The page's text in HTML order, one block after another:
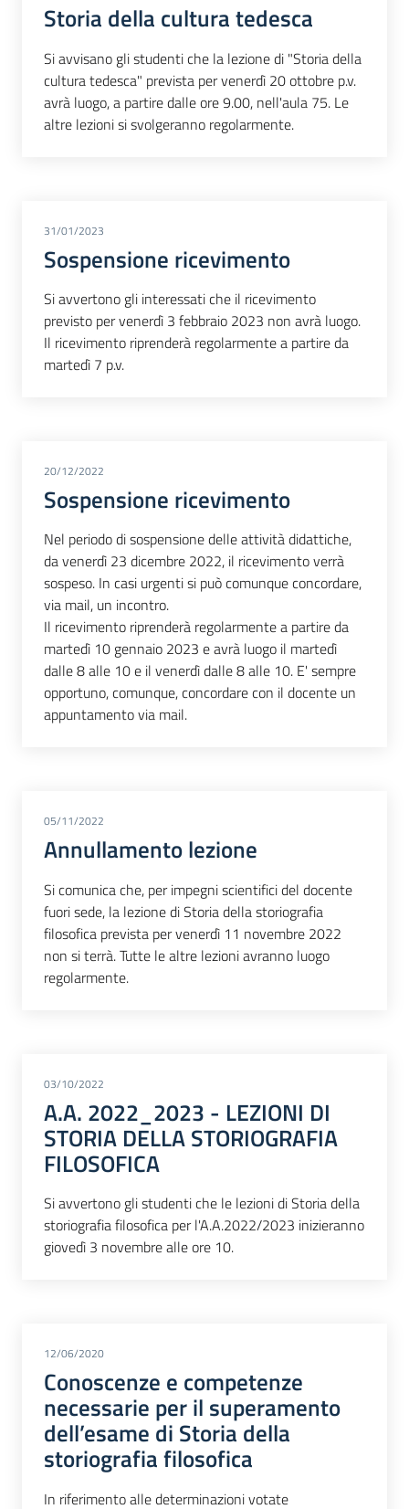
Storia della cultura tedesca
Si avvisano gli studenti che la lezione di "Storia della
cultura tedesca" prevista per venerdì 20 ottobre p.v.
avrà luogo, a partire dalle ore 9.00, nell'aula 75. Le
altre lezioni si svolgeranno regolarmente.
31/01/2023
Sospensione ricevimento
Si avvertono gli interessati che il ricevimento
previsto per venerdì 3 febbraio 2023 non avrà luogo.
Il ricevimento riprenderà regolarmente a partire da
martedì 7 p.v.
20/12/2022
Sospensione ricevimento
Nel periodo di sospensione delle attività didattiche,
da venerdì 23 dicembre 2022, il ricevimento verrà
sospeso. In casi urgenti si può comunque concordare,
via mail, un incontro.
Il ricevimento riprenderà regolarmente a partire da
martedì 10 gennaio 2023 e avrà luogo il martedì
dalle 8 alle 10 e il venerdì dalle 8 alle 10. E' sempre
opportuno, comunque, concordare con il docente un
appuntamento via mail.
05/11/2022
Annullamento lezione
Si comunica che, per impegni scientifici del docente
fuori sede, la lezione di Storia della storiografia
filosofica prevista per venerdì 11 novembre 2022
non si terrà. Tutte le altre lezioni avranno luogo
regolarmente.
03/10/2022
A.A. 2022_2023 - LEZIONI DI
STORIA DELLA STORIOGRAFIA
FILOSOFICA
Si avvertono gli studenti che le lezioni di Storia della
storiografia filosofica per l'A.A.2022/2023 inizieranno
giovedì 3 novembre alle ore 10.
12/06/2020
Conoscenze e competenze
necessarie per il superamento
dell’esame di Storia della
storiografia filosofica
In riferimento alle determinazioni votate